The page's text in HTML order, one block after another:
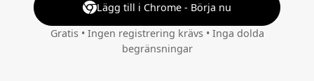
Lägg till i Chrome - Börja nu
Gratis • Ingen registrering krävs • Inga dolda
begränsningar